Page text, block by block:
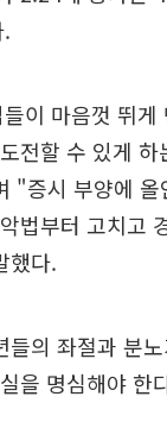
이 마음껏 뛰게
전할 수 있게
"증시 부양에 올
법부터 고치고
했다.
들의 좌절과 분
을 명심해야 한